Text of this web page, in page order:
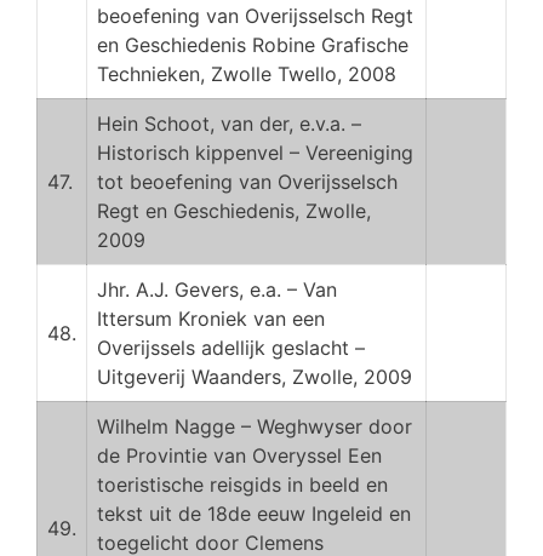
beoefening van Overijsselsch Regt
en Geschiedenis Robine Grafische
Technieken, Zwolle Twello, 2008
47.
Hein Schoot, van der, e.v.a. –
Historisch kippenvel – Vereeniging
tot beoefening van Overijsselsch
Regt en Geschiedenis, Zwolle,
2009
48.
Jhr. A.J. Gevers, e.a. – Van
Ittersum Kroniek van een
Overijssels adellijk geslacht –
Uitgeverij Waanders, Zwolle, 2009
49.
Wilhelm Nagge – Weghwyser door
de Provintie van Overyssel Een
toeristische reisgids in beeld en
tekst uit de 18de eeuw Ingeleid en
toegelicht door Clemens